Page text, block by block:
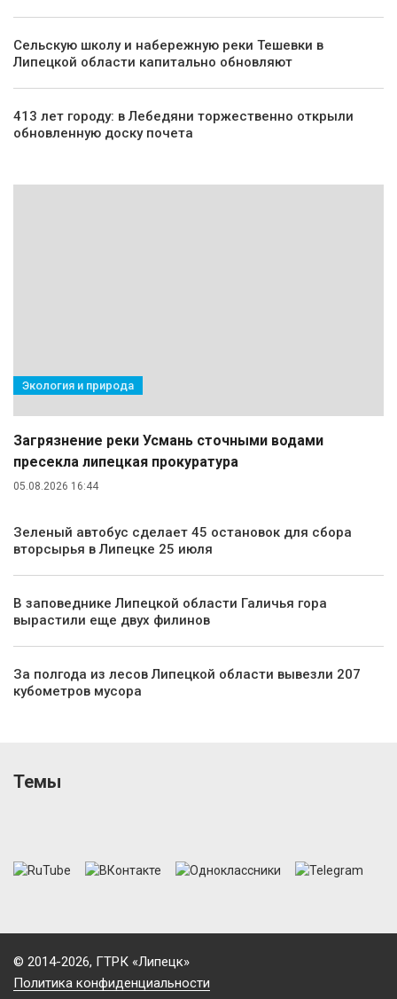
Сельскую школу и набережную реки Тешевки в
Липецкой области капитально обновляют
413 лет городу: в Лебедяни торжественно открыли
обновленную доску почета
Экология и природа
Загрязнение реки Усмань сточными водами
пресекла липецкая прокуратура
05.08.2026 16:44
Зеленый автобус сделает 45 остановок для сбора
вторсырья в Липецке 25 июля
В заповеднике Липецкой области Галичья гора
вырастили еще двух филинов
За полгода из лесов Липецкой области вывезли 207
кубометров мусора
Темы
© 2014-2026, ГТРК «Липецк»
Политика конфиденциальности